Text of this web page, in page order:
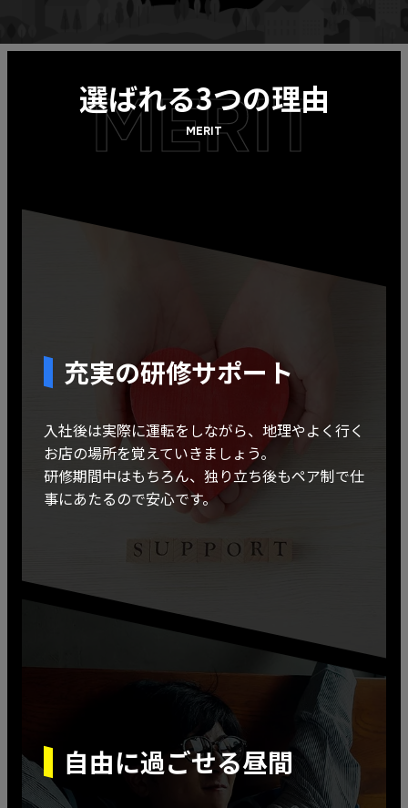
MERIT
選ばれる3つの理由
MERIT
充実の研修サポート
入社後は実際に運転をしながら、地理やよく行く
お店の場所を覚えていきましょう。
研修期間中はもちろん、独り立ち後もペア制で仕
事にあたるので安心です。
自由に過ごせる昼間